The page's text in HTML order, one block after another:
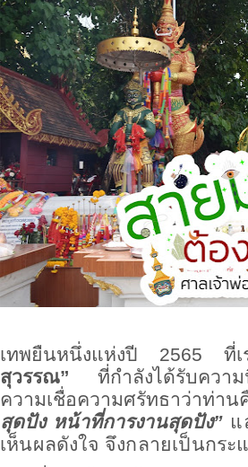
เทพยืนหนึ่งแห่งปี 2565 ที่เ
สุวรรณ” ที่กำลังได้รับควา
ความเชื่อความศรัทธาว่าท่าน
สุดปัง หน้าที่การงานสุดปัง” แ
เห็นผลดังใจ จึงกลายเป็นกร